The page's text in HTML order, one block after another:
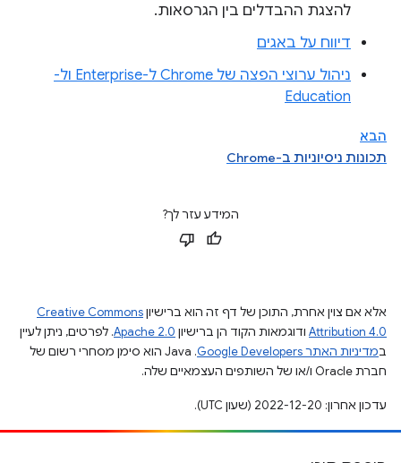
להצגת ההבדלים בין הגרסאות.
דיווח על באגים
ניהול ערוצי הפצה של Chrome ל-Enterprise ול-
Education
הבא
תכונות ניסיוניות ב-Chrome
המידע עזר לך?
אלא אם צוין אחרת, התוכן של דף זה הוא ברישיוןCreative Commons
Attribution 4.0 ודוגמאות הקוד הן ברישיון Apache 2.0. לפרטים, ניתן לעיין
במדיניות האתר Google Developers‏
.‏ Java הוא סימן מסחרי רשום של
חברת Oracle ו/או של השותפים העצמאיים שלה.
עדכון אחרון: 2022-12-20 (שעון UTC).